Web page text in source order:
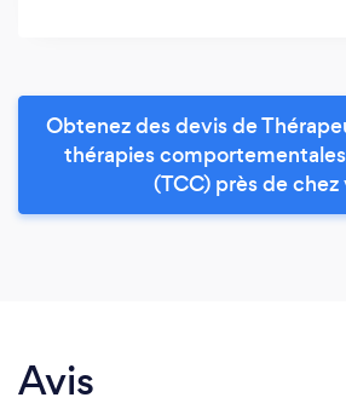
Obtenez des devis de
thérapies
(TCC) près de chez
Avis